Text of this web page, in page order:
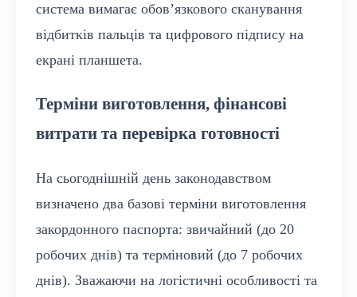
система вимагає обов’язкового сканування
відбитків пальців та цифрового підпису на
екрані планшета.
Терміни виготовлення, фінансові
витрати та перевірка готовності
На сьогоднішній день законодавством
визначено два базові терміни виготовлення
закордонного паспорта: звичайний (до 20
робочих днів) та терміновий (до 7 робочих
днів). Зважаючи на логістичні особливості та